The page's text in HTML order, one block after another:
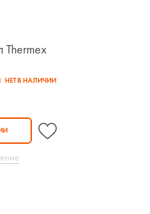
Thermex
НЕТ В НАЛИЧИИ